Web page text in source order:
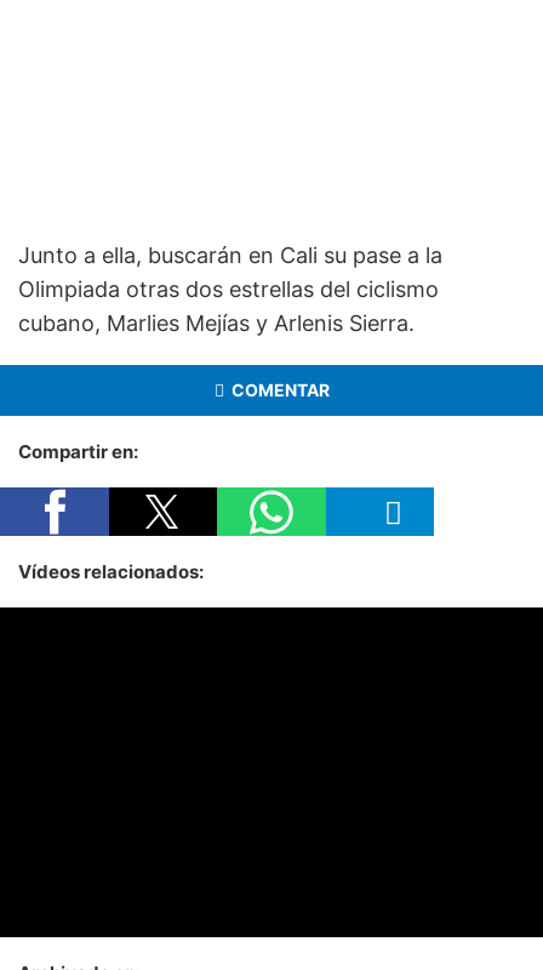
Junto a ella, buscarán en Cali su pase a la
Olimpiada otras dos estrellas del ciclismo
cubano, Marlies Mejías y Arlenis Sierra.
COMENTAR
Compartir en:
Vídeos relacionados: